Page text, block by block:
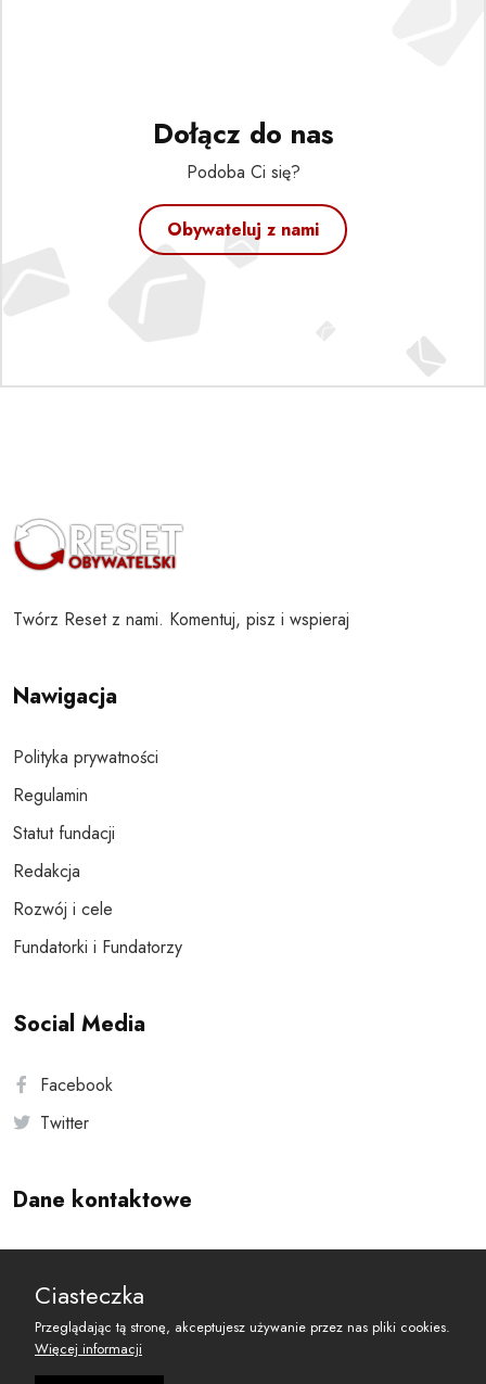
Dołącz do nas
Podoba Ci się?
Obywateluj z nami
Twórz Reset z nami. Komentuj, pisz i wspieraj
Nawigacja
Polityka prywatności
Regulamin
Statut fundacji
Redakcja
Rozwój i cele
Fundatorki i Fundatorzy
Social Media
Facebook
Twitter
Dane kontaktowe
reset@resetobywatelski.pl
Ciasteczka
Przeglądając tą stronę, akceptujesz używanie przez nas pliki cookies.
Więcej informacji